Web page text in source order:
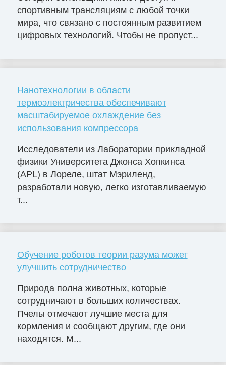
спортивным трансляциям с любой точки
мира, что связано с постоянным развитием
цифровых технологий. Чтобы не пропуст...
Нанотехнологии в области
термоэлектричества обеспечивают
масштабируемое охлаждение без
использования компрессора
Исследователи из Лаборатории прикладной
физики Университета Джонса Хопкинса
(APL) в Лореле, штат Мэриленд,
разработали новую, легко изготавливаемую
т...
Обучение роботов теории разума может
улучшить сотрудничество
Природа полна животных, которые
сотрудничают в больших количествах.
Пчелы отмечают лучшие места для
кормления и сообщают другим, где они
находятся. М...